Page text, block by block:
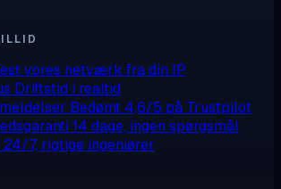
vores netværk fra din IP
Driftstid i realtid
Bedømt 4,6/5 på Trustpilot
14 dage, ingen spørgsmål
24/7, rigtige ingeniører